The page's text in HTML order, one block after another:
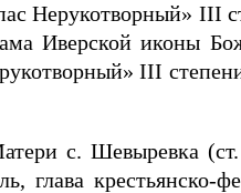
Нерукотворный» III
Иверской иконы
III
с. Шевыревка (ст.
глава крестьянско-